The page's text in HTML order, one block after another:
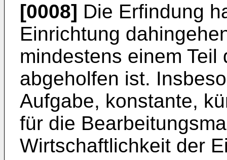
[0008] Die Erfindung
Einrichtung
mindestens einem
abgeholfen ist.
Aufgabe, konstante,
für die
Wirtschaftlichkeit der